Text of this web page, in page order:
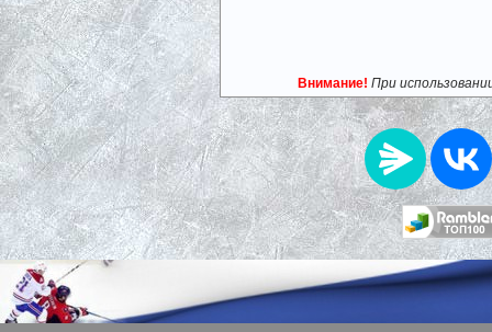
Внимание! При